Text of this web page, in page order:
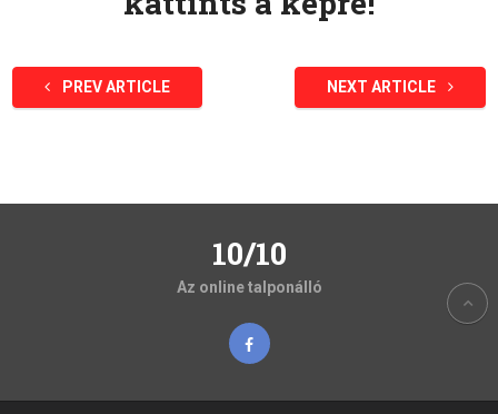
PREV ARTICLE NEXT ARTICLE
10/10
Az online talponálló